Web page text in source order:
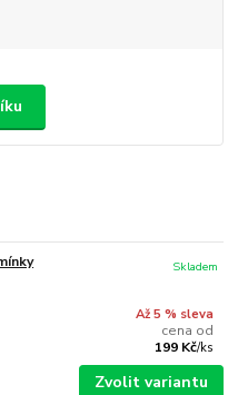
Až 5 % sleva
cena od
199 Kč/ks
Skladem
Zvolit variantu